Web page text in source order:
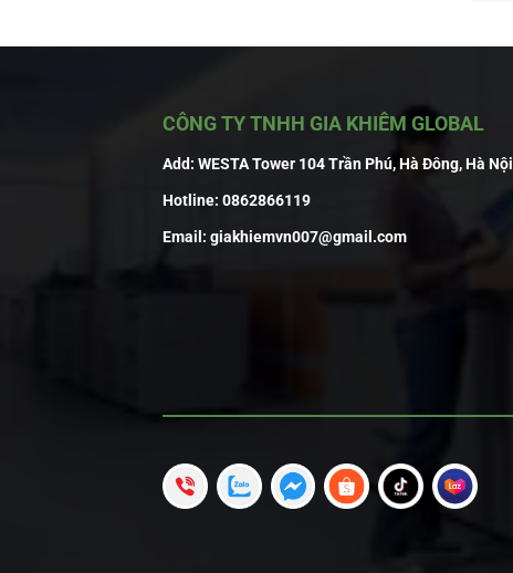
CÔNG TY TNHH GIA KHIÊM GLOBAL
Add: WESTA Tower 104 Trần Phú, Hà Đông, Hà Nội
Hotline: 0862866119
Email: giakhiemvn007@gmail.com